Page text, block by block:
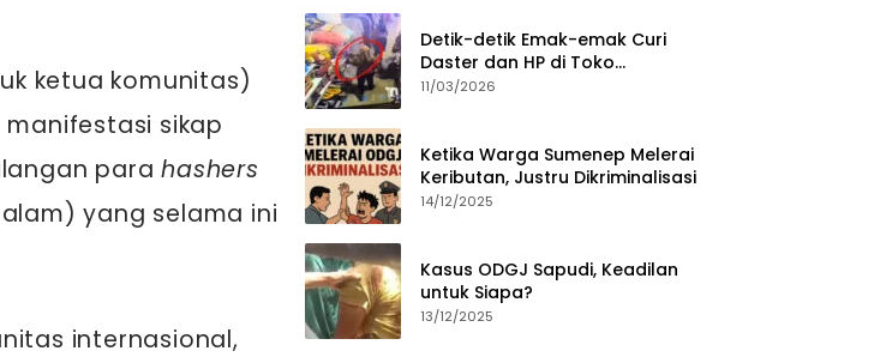
ketua komunitas)
manifestasi sikap
parahashers
yang selama ini
internasional,
Detik-detik Emak-emak Curi
Daster dan HP di Toko
Sumenep, Aksi Terekam CCTV
11/03/2026
Ketika Warga Sumenep Melerai
Keributan, Justru Dikriminalisasi
14/12/2025
Kasus ODGJ Sapudi, Keadilan
untuk Siapa?
13/12/2025